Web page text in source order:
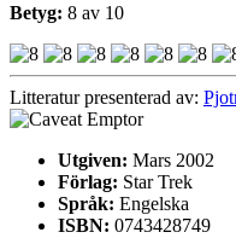
Betyg: 8 av 10
Litteratur presenterad av:
Utgiven: Mars 2002
Förlag: Star Trek
Språk: Engelska
ISBN: 0743428749